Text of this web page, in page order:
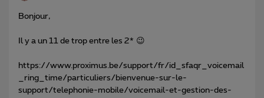
Bonjour,
Il y a un 11 de trop entre les 2* 😉
https://www.proximus.be/support/fr/id_sfaqr_voicemail
_ring_time/particuliers/bienvenue-sur-le-
support/telephonie-mobile/voicemail-et-gestion-des-